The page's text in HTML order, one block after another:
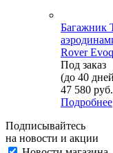
Багажник
Rover
Под заказ
(до 40
47 580
Подробнее
Подписывайтесь
на новости и акции